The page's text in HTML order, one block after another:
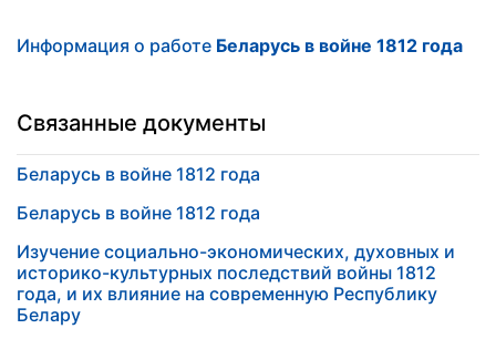
Информация о работе Беларусь в войне 1812 года
Связанные документы
Беларусь в войне 1812 года
Беларусь в войне 1812 года
Изучение социально-экономических, духовных и
историко-культурных последствий войны 1812
года, и их влияние на современную Республику
Белару